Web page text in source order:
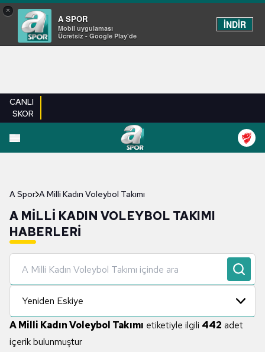
×
A SPOR
Mobil uygulaması
Ücretsiz - Google Play'de
İNDİR
CANLI
SKOR
A Spor A Milli Kadın Voleybol Takımı
A MILLI KADIN VOLEYBOL TAKIMI
HABERLERI
Yeniden Eskiye
A Milli Kadın Voleybol Takımı etiketiyle ilgili 442 adet
içerik bulunmuştur